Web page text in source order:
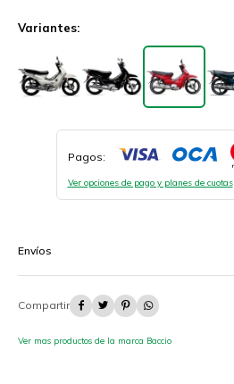
Variantes:
Pagos:
Ver opciones de pago y planes de cuotas
Envíos
   
Ver mas productos de la marca Baccio